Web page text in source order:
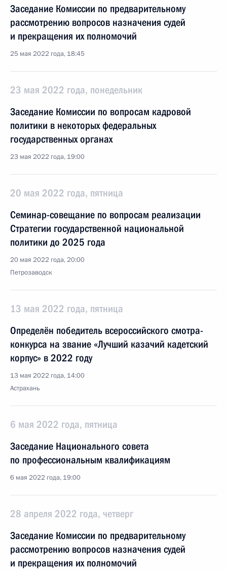
Заседание Комиссии по предварительному
рассмотрению вопросов назначения судей
и прекращения их полномочий
25 мая 2022 года, 18:45
23 мая 2022 года, понедельник
Заседание Комиссии по вопросам кадровой
политики в некоторых федеральных
государственных органах
23 мая 2022 года, 19:00
20 мая 2022 года, пятница
Семинар-совещание по вопросам реализации
Стратегии государственной национальной
политики до 2025 года
20 мая 2022 года, 20:00
Петрозаводск
13 мая 2022 года, пятница
Определён победитель всероссийского смотра-
конкурса на звание «Лучший казачий кадетский
корпус» в 2022 году
13 мая 2022 года, 14:00
Астрахань
6 мая 2022 года, пятница
Заседание Национального совета
по профессиональным квалификациям
6 мая 2022 года, 19:00
28 апреля 2022 года, четверг
Заседание Комиссии по предварительному
рассмотрению вопросов назначения судей
и прекращения их полномочий